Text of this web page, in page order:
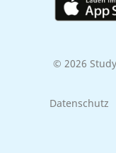
© 2026
Datenschutz